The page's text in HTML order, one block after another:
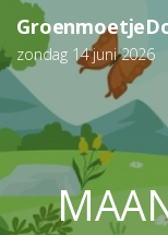
naar
de
inhoud
zondag 14 juni 2026